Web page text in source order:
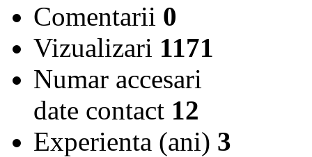
Comentarii 0
Vizualizari 1171
Numar accesari
date contact 12
Experienta (ani) 3